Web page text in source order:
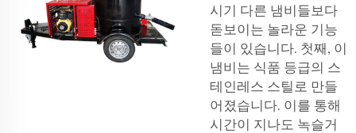
시기 다른 냄비들보다
돋보이는 놀라운 기능
들이 있습니다. 첫째, 이
냄비는 식품 등급의 스
테인레스 스틸로 만들
어졌습니다. 이를 통해
시간이 지나도 녹슬거